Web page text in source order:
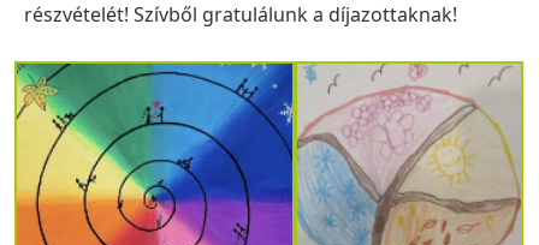
részvételét! Szívből gratulálunk a díjazottaknak!